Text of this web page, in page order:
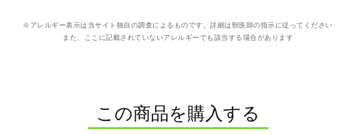
※アレルギー表示は当サイト独自の調査によるものです。詳細は獣医師の指示に従ってください
また、ここに記載されていないアレルギーでも該当する場合があります
この商品を購入する